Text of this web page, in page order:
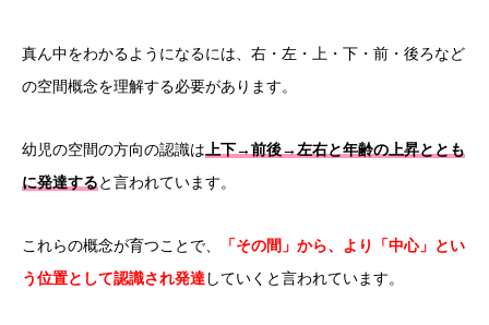
真ん中をわかるようになるには、右・左・上・下・前・後ろなど
の空間概念を理解する必要があります。
幼児の空間の方向の認識は上下→前後→左右と年齢の上昇ととも
に発達すると言われています。
これらの概念が育つことで、
「その間」から、より「中心」とい
う位置として認識され発達 していくと言われています。